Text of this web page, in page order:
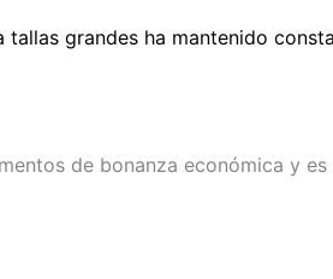
tallas grandes ha mantenido
de bonanza económica y